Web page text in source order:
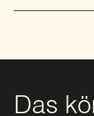
Das